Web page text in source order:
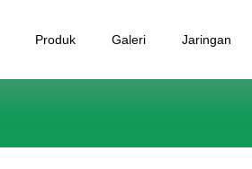
Produk Galeri Jaringan